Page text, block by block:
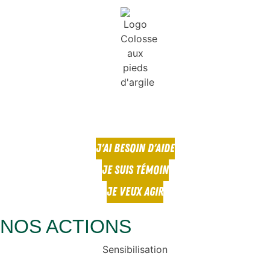
J'AI BESOIN D'AIDE
JE SUIS TÉMOIN
JE VEUX AGIR
NOS ACTIONS
Sensibilisation